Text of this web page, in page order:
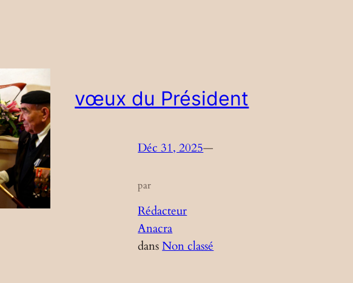
vœux du Président
Déc 31, 2025—
par
Rédacteur
Anacra
dansNon classé